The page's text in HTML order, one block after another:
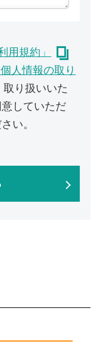
用規約」
個人情報の取り
取り扱いいた
していただ
い。